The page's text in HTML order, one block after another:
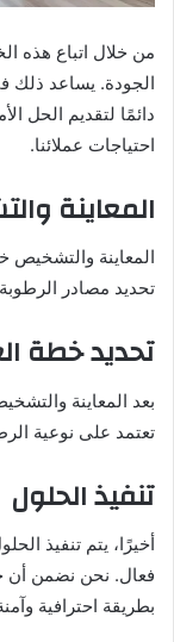
من خلال اتباع هذه
الجودة. يساعد ذلك
دائمًا لتقديم الحل
احتياجات عملائنا.
المعاينة
المعاينة والتشخيص
تحديد مصادر
تحديد خطة
بعد المعاينة
تعتمد على نوعية
تنفيذ الحلول
أخيرًا، يتم تنفيذ
فعال. نحن نضمن أن
بطريقة احترافية